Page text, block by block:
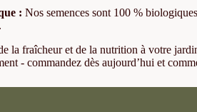
: Nos semences sont 100 %
la fraîcheur et de la nutrition à votre
- commandez dès aujourd’hui et